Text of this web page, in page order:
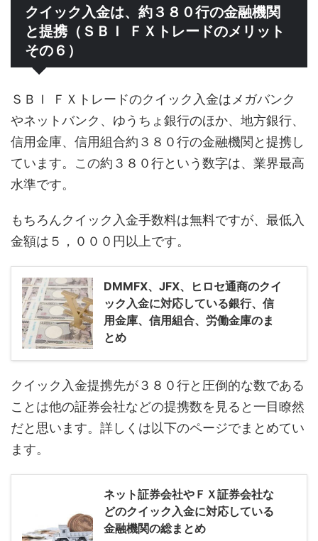
クイック入金は、約３８０行の金融機関
と提携（ＳＢＩ ＦＸトレードのメリット
その６）
ＳＢＩ ＦＸトレードのクイック入金はメガバンク
やネットバンク、ゆうちょ銀行のほか、地方銀行、
信用金庫、信用組合約３８０行の金融機関と提携し
ています。この約３８０行という数字は、業界最高
水準です。
もちろんクイック入金手数料は無料ですが、最低入
金額は５，０００円以上です。
DMMFX、JFX、ヒロセ通商のクイ
ック入金に対応している銀行、信
用金庫、信用組合、労働金庫のま
とめ
クイック入金提携先が３８０行と圧倒的な数である
ことは他の証券会社などの提携数を見ると一目瞭然
だと思います。詳しくは以下のページでまとめてい
ます。
ネット証券会社やＦＸ証券会社な
どのクイック入金に対応している
金融機関の総まとめ